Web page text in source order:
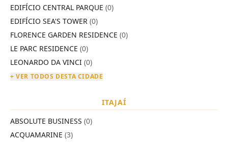
EDIFÍCIO CENTRAL PARQUE (0)
EDIFÍCIO SEA'S TOWER (0)
FLORENCE GARDEN RESIDENCE (0)
LE PARC RESIDENCE (0)
LEONARDO DA VINCI (0)
+ VER TODOS DESTA CIDADE
ITAJAÍ
ABSOLUTE BUSINESS (0)
ACQUAMARINE (3)